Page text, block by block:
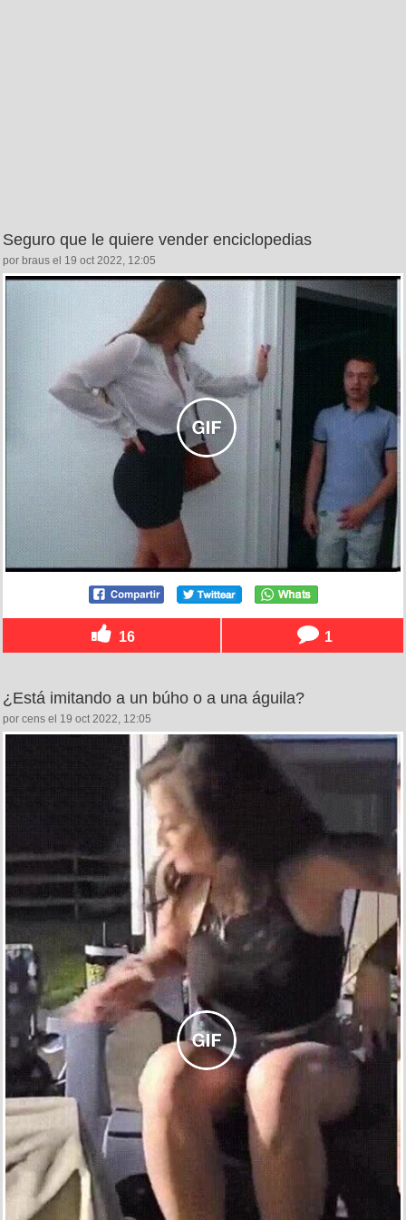
Seguro que le quiere vender enciclopedias
por braus el 19 oct 2022, 12:05
16 1
¿Está imitando a un búho o a una águila?
por cens el 19 oct 2022, 12:05